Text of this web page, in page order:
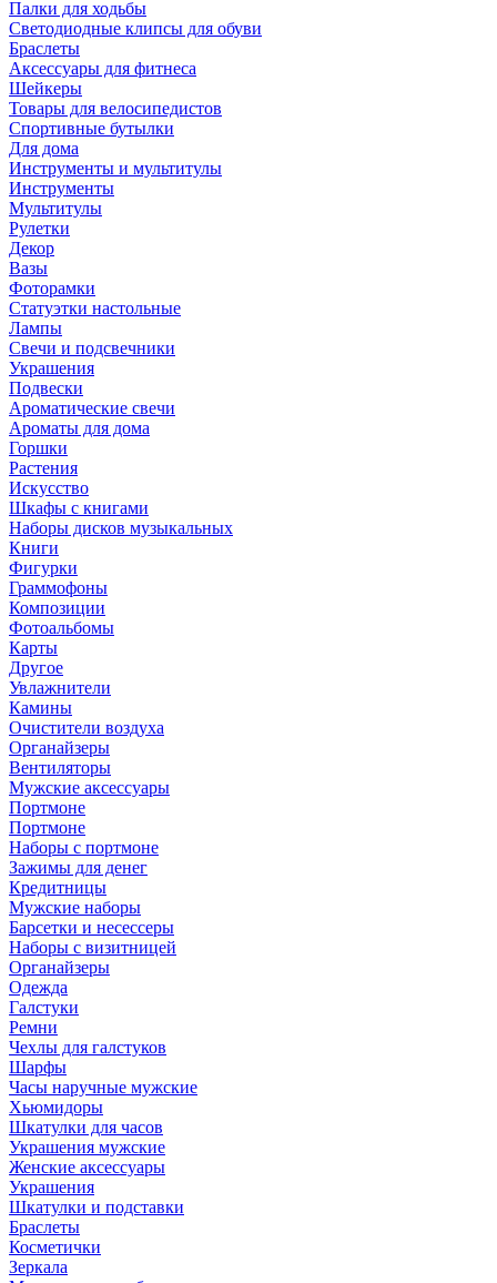
Палки для ходьбы
Светодиодные клипсы для обуви
Браслеты
Аксессуары для фитнеса
Шейкеры
Товары для велосипедистов
Спортивные бутылки
Для дома
Инструменты и мультитулы
Инструменты
Мультитулы
Рулетки
Декор
Вазы
Фоторамки
Статуэтки настольные
Лампы
Свечи и подсвечники
Украшения
Подвески
Ароматические свечи
Ароматы для дома
Горшки
Растения
Искусство
Шкафы с книгами
Наборы дисков музыкальных
Книги
Фигурки
Граммофоны
Композиции
Фотоальбомы
Карты
Другое
Увлажнители
Камины
Очистители воздуха
Органайзеры
Вентиляторы
Мужские аксессуары
Портмоне
Портмоне
Наборы с портмоне
Зажимы для денег
Кредитницы
Мужские наборы
Барсетки и несессеры
Наборы с визитницей
Органайзеры
Одежда
Галстуки
Ремни
Чехлы для галстуков
Шарфы
Часы наручные мужские
Хьюмидоры
Шкатулки для часов
Украшения мужские
Женские аксессуары
Украшения
Шкатулки и подставки
Браслеты
Косметички
Зеркала